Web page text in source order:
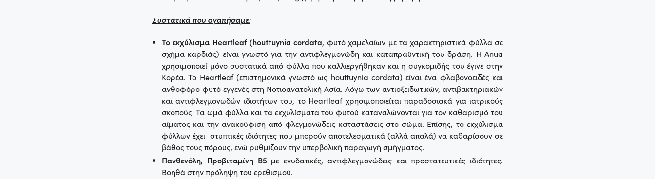
Συστατικά που αγαπήσαμε:
Το εκχύλισμα Heartleaf (houttuynia cordata, φυτό χαμελαίων με τα χαρακτηριστικά φύλλα σε
σχήμα καρδιάς) είναι γνωστό για την αντιφλεγμονώδη και καταπραϋντική του δράση. H Anua
χρησιμοποιεί μόνο συστατικά από φύλλα που καλλιεργήθηκαν και η συγκομιδής του έγινε στην
Κορέα. Το Heartleaf (επιστημονικά γνωστό ως houttuynia cordata) είναι ένα φλαβονοειδές και
ανθοφόρο φυτό εγγενές στη Νοτιοανατολική Ασία. Λόγω των αντιοξειδωτικών, αντιβακτηριακών
και αντιφλεγμονωδών ιδιοτήτων του, το Heartleaf χρησιμοποιείται παραδοσιακά για ιατρικούς
σκοπούς. Τα ωμά φύλλα και τα εκχυλίσματα του φυτού καταναλώνονται για τον καθαρισμό του
αίματος και την ανακούφιση από φλεγμονώδεις καταστάσεις στο σώμα. Επίσης, το εκχύλισμα
φύλλων έχει στυπτικές ιδιότητες που μπορούν αποτελεσματικά (αλλά απαλά) να καθαρίσουν σε
βάθος τους πόρους, ενώ ρυθμίζουν την υπερβολική παραγωγή σμήγματος.
Πανθενόλη, Προβιταμίνη Β5 με ενυδατικές, αντιφλεγμονώδεις και προστατευτικές ιδιότητες.
Βοηθά στην πρόληψη του ερεθισμού.